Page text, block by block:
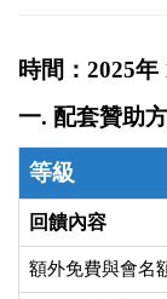
時間：2025年
一. 配套贊助
等級
回饋內容
額外免費與會名